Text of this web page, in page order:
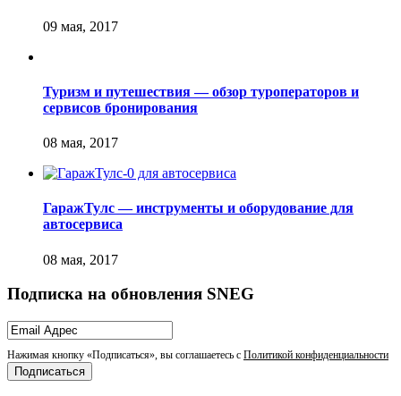
Туризм и путешествия — обзор туроператоров и
сервисов бронирования
ГаражТулс — инструменты и оборудование для
автосервиса
Подписка на обновления SNEG
Нажимая кнопку «Подписаться», вы соглашаетесь с Политикой конфиденциальности